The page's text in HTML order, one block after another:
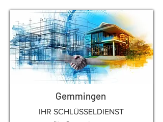
Gemmingen
IHR SCHLÜSSELDIENST